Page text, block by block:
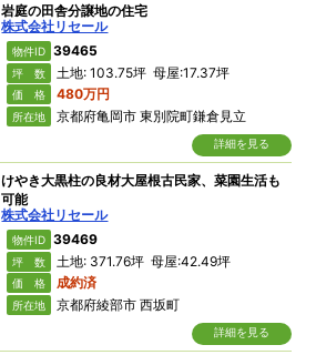
岩庭の田舎分譲地の住宅
株式会社リセール
物件ID 39465
坪 数 土地: 103.75坪 母屋:17.37坪
価 格 480万円
所在地 京都府亀岡市 東別院町鎌倉見立
詳細を見る
けやき大黒柱の良材大屋根古民家、菜園生活も
可能
株式会社リセール
物件ID 39469
坪 数 土地: 371.76坪 母屋:42.49坪
価 格 成約済
所在地 京都府綾部市 西坂町
詳細を見る